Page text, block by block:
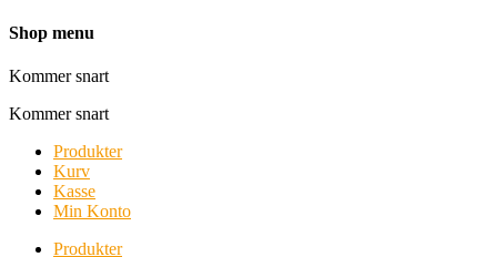
Shop menu
Kommer snart
Kommer snart
Produkter
Kurv
Kasse
Min Konto
Produkter